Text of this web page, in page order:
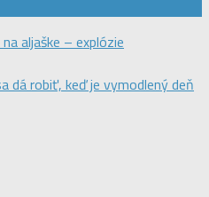
aljaške – explózie
dá robiť, keď je vymodlený deň